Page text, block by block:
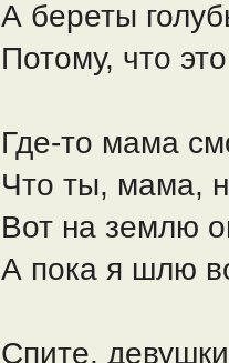
А береты
Потому, что
Где-то мама
Что ты, мама,
Вот на землю
А пока я шлю
Спите,